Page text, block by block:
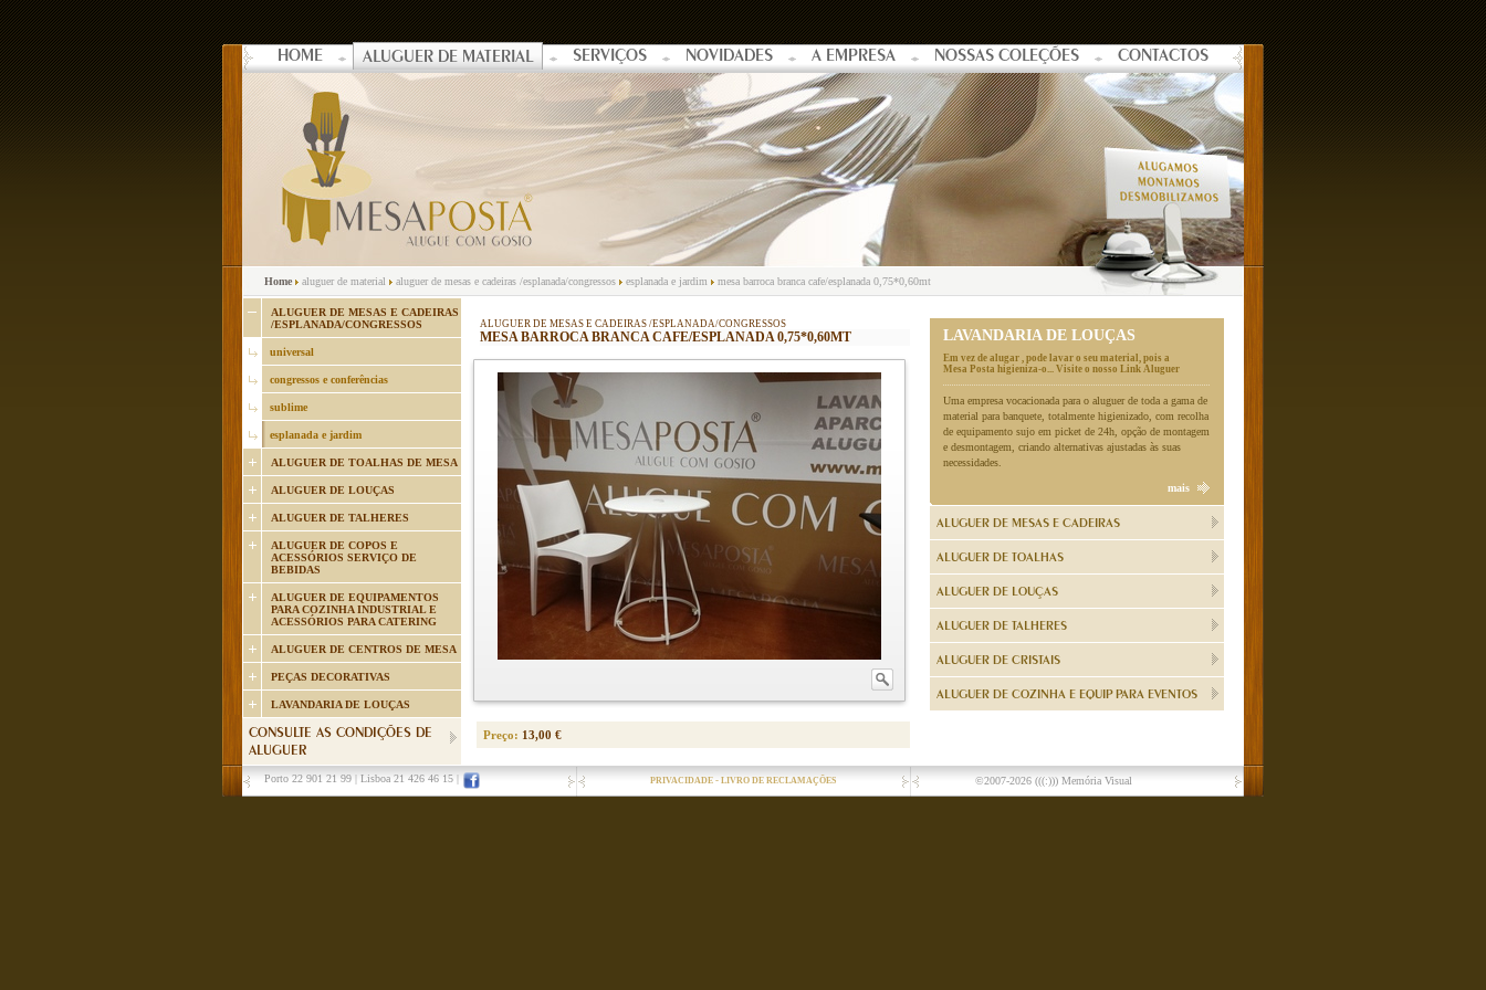
HOME ALUGUER DE MATERIAL SERVIÇOS NOVIDADES A EMPRESA NOSSAS COLEÇÕES CONTACTOS
Home aluguer de material aluguer de mesas e cadeiras /esplanada/congressos esplanada e jardim mesa barroca branca cafe/esplanada 0,75*0,60mt
ALUGUER DE MESAS E CADEIRAS
/ESPLANADA/CONGRESSOS
universal
congressos e conferências
sublime
esplanada e jardim
ALUGUER DE TOALHAS DE MESA
ALUGUER DE LOUÇAS
ALUGUER DE TALHERES
ALUGUER DE COPOS E
ACESSÓRIOS SERVIÇO DE
BEBIDAS
ALUGUER DE EQUIPAMENTOS
PARA COZINHA INDUSTRIAL E
ACESSÓRIOS PARA CATERING
ALUGUER DE CENTROS DE MESA
PEÇAS DECORATIVAS
LAVANDARIA DE LOUÇAS
CONSULTE AS CONDIÇÕES DE
ALUGUER
ALUGUER DE MESAS E CADEIRAS /ESPLANADA/CONGRESSOS
MESA BARROCA BRANCA CAFE/ESPLANADA 0,75*0,60MT
Preço: 13,00 €
LAVANDARIA DE LOUÇAS
Em vez de alugar , pode lavar o seu material, pois a
Mesa Posta higieniza-o... Visite o nosso Link Aluguer
Uma empresa vocacionada para o aluguer de toda a gama de
material para banquete, totalmente higienizado, com recolha
de equipamento sujo em picket de 24h, opção de montagem
e desmontagem, criando alternativas ajustadas às suas
necessidades.
mais
ALUGUER DE MESAS E CADEIRAS
ALUGUER DE TOALHAS
ALUGUER DE LOUÇAS
ALUGUER DE TALHERES
ALUGUER DE CRISTAIS
ALUGUER DE COZINHA E EQUIP PARA EVENTOS
Porto 22 901 21 99 Lisboa 21 426 46 15 PRIVACIDADE - LIVRO DE RECLAMAÇÕES ©2007-2026 (((:))) Memória Visual